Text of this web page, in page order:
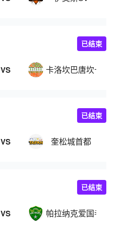
VS 卡洛坎巴唐坎卡洛
已结束
VS 奎松城首都
已结束
VS 帕拉纳克爱国者
已结束